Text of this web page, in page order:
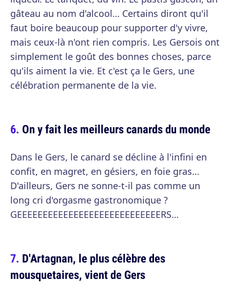
gâteau au nom d'alcool… Certains diront qu'il
faut boire beaucoup pour supporter d'y vivre,
mais ceux-là n'ont rien compris. Les Gersois ont
simplement le goût des bonnes choses, parce
qu'ils aiment la vie. Et c'est ça le Gers, une
célébration permanente de la vie.
On y fait les meilleurs canards du monde
Dans le Gers, le canard se décline à l'infini en
confit, en magret, en gésiers, en foie gras…
D'ailleurs, Gers ne sonne-t-il pas comme un
long cri d'orgasme gastronomique ?
GEEEEEEEEEEEEEEEEEEEEEEEEEEEERS…
D'Artagnan, le plus célèbre des
mousquetaires, vient de Gers